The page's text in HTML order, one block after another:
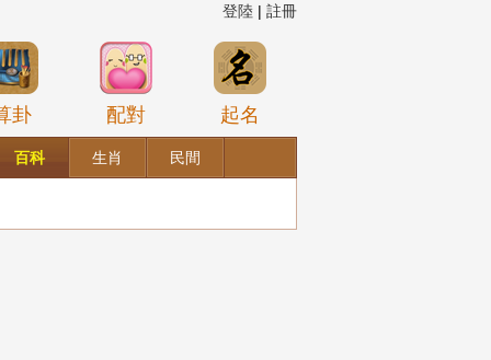
登陸 | 註冊
卦 配對 起名
百科 生肖 民間